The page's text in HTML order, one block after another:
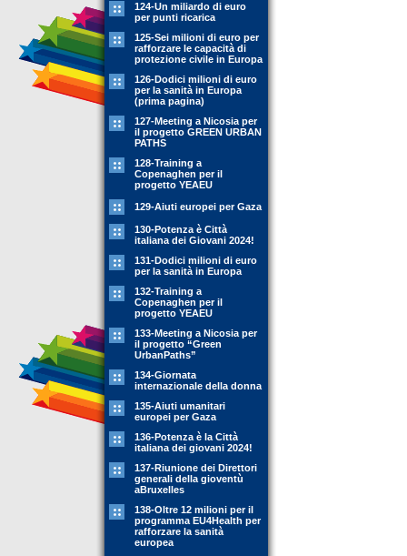
124-Un miliardo di euro
per punti ricarica
125-Sei milioni di euro per
rafforzare le capacità di
protezione civile in Europa
126-Dodici milioni di euro
per la sanità in Europa
(prima pagina)
127-Meeting a Nicosia per
il progetto GREEN URBAN
PATHS
128-Training a
Copenaghen per il
progetto YEAEU
129-Aiuti europei per Gaza
130-Potenza è Città
italiana dei Giovani 2024!
131-Dodici milioni di euro
per la sanità in Europa
132-Training a
Copenaghen per il
progetto YEAEU
133-Meeting a Nicosia per
il progetto “Green
UrbanPaths”
134-Giornata
internazionale della donna
135-Aiuti umanitari
europei per Gaza
136-Potenza è la Città
italiana dei giovani 2024!
137-Riunione dei Direttori
generali della gioventù
aBruxelles
138-Oltre 12 milioni per il
programma EU4Health per
rafforzare la sanità
europea